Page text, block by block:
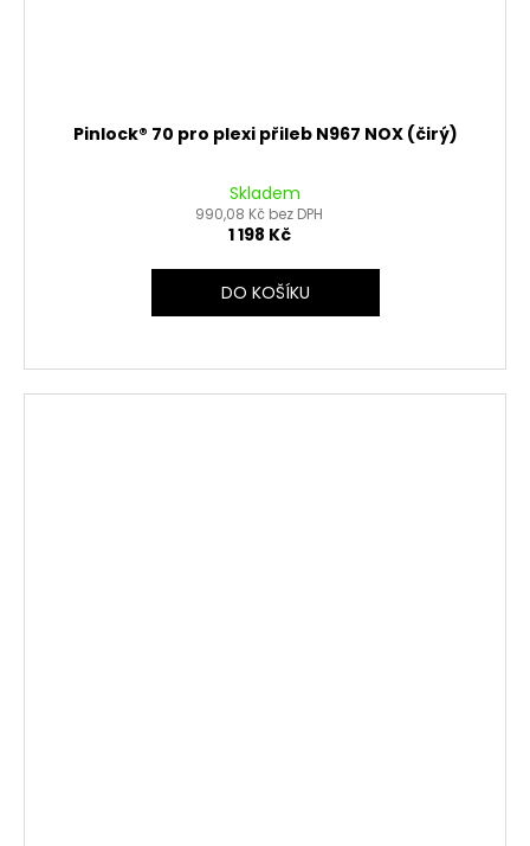
Pinlock® 70 pro plexi přileb N967 NOX (čirý)
Skladem
990,08 Kč bez DPH
1 198 Kč
DO KOŠÍKU